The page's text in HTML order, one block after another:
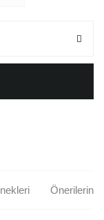
Önerileriniz